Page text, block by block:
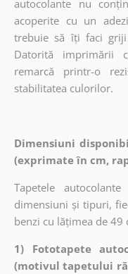
autocolante nu
acoperite cu un
trebuie să îți faci
Datorită imprimării
remarcă printr-o
stabilitatea culorilor.
Dimensiuni
(exprimate în cm,
Tapetele
dimensiuni și tipuri,
benzi cu lățimea de 49
1) Fototapete
(motivul tapetului